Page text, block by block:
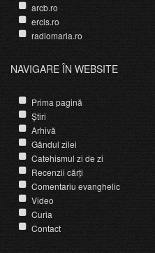
arcb.ro
ercis.ro
radiomaria.ro
NAVIGARE ÎN WEBSITE
Prima pagină
Știri
Arhivă
Gândul zilei
Catehismul zi de zi
Recenzii cărți
Comentariu evanghelic
Video
Curia
Contact